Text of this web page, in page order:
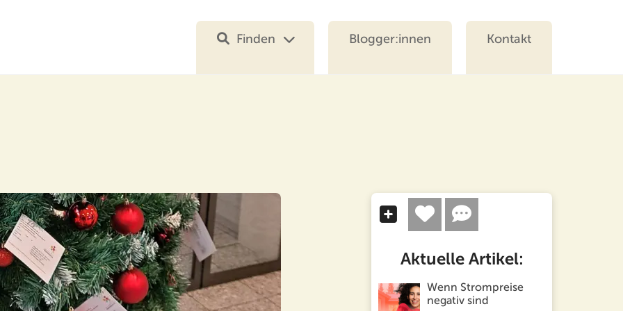
Finden Blogger:innen Kontakt
Aktuelle Artikel:
Wenn Strompreise
negativ sind